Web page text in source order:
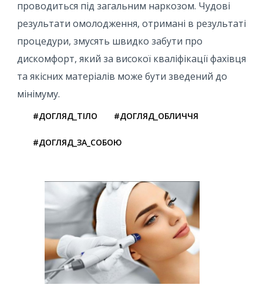
проводиться під загальним наркозом. Чудові
результати омолодження, отримані в результаті
процедури, змусять швидко забути про
дискомфорт, який за високої кваліфікації фахівця
та якісних матеріалів може бути зведений до
мінімуму.
#ДОГЛЯД_ТІЛО #ДОГЛЯД_ОБЛИЧЧЯ
#ДОГЛЯД_ЗА_СОБОЮ